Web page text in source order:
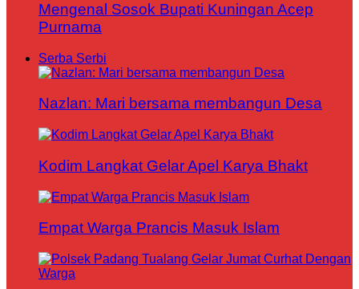
Mengenal Sosok Bupati Kuningan Acep
Purnama
Serba Serbi
Nazlan: Mari bersama membangun Desa
Kodim Langkat Gelar Apel Karya Bhakt
Empat Warga Prancis Masuk Islam